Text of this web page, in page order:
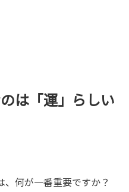
は「運」らしい
何が一番重要ですか？